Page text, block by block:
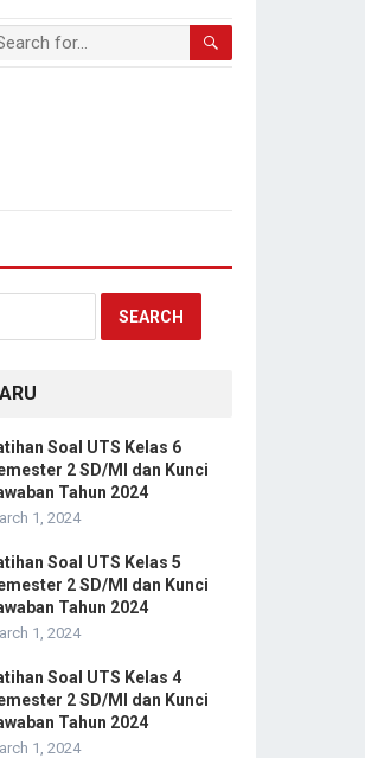
Soal UTS Kelas 6
2 SD/MI dan Kunci
Tahun 2024
1, 2024
Soal UTS Kelas 5
2 SD/MI dan Kunci
Tahun 2024
1, 2024
Soal UTS Kelas 4
2 SD/MI dan Kunci
Tahun 2024
1, 2024